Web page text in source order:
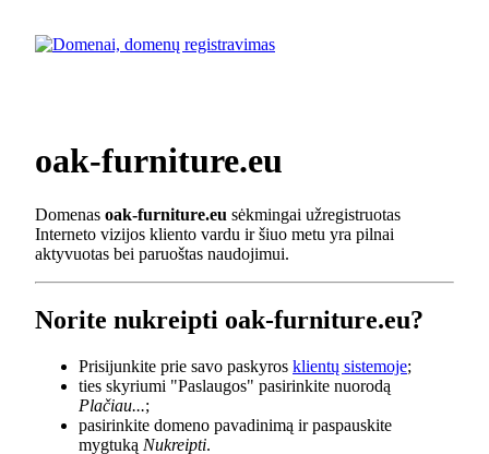
oak-furniture.eu
Domenas oak-furniture.eu sėkmingai užregistruotas
Interneto vizijos kliento vardu ir šiuo metu yra pilnai
aktyvuotas bei paruoštas naudojimui.
Norite nukreipti oak-furniture.eu?
Prisijunkite prie savo paskyros klientų sistemoje;
ties skyriumi "Paslaugos" pasirinkite nuorodą
Plačiau...;
pasirinkite domeno pavadinimą ir paspauskite
mygtuką Nukreipti.